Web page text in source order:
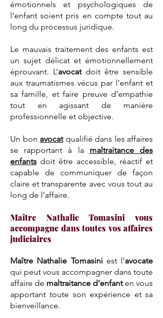
émotionnels et psychologiques de
l’enfant soient pris en compte tout au
long du processus juridique.
Le mauvais traitement des enfants est
un sujet délicat et émotionnellement
éprouvant. L’avocatdoit être sensible
aux traumatismes vécus par l’enfant et
sa famille, et faire preuve d’empathie
tout en agissant de manière
professionnelle et objective.
Un bon avocatqualifié dans les affaires
se rapportant à la maltraitance des
enfants doit être accessible, réactif et
capable de communiquer de façon
claire et transparente avec vous tout au
long de l’affaire.
Maître Nathalie Tomasini vous
accompagne dans toutes vos affaires
judiciaires
Maître Nathalie Tomasiniest l’avocate
qui peut vous accompagner dans toute
affaire de maltraitance d’enfanten vous
apportant toute son expérience et sa
bienveillance.